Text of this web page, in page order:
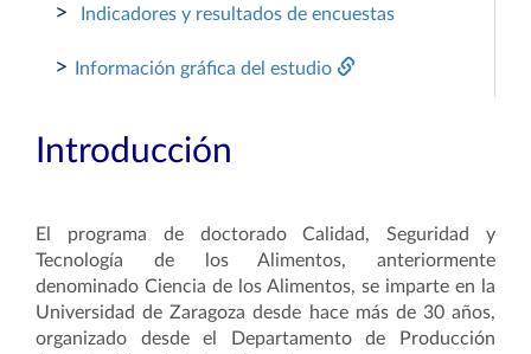
> Indicadores y resultados de encuestas
> Información gráfica del estudio
Introducción
El programa de doctorado Calidad, Seguridad y
Tecnología de los Alimentos, anteriormente
denominado Ciencia de los Alimentos, se imparte en la
Universidad de Zaragoza desde hace más de 30 años,
organizado desde el Departamento de Producción